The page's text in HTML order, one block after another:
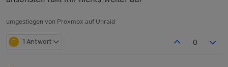
umgestiegen von Proxmox auf Unraid
F 1 Antwort 0